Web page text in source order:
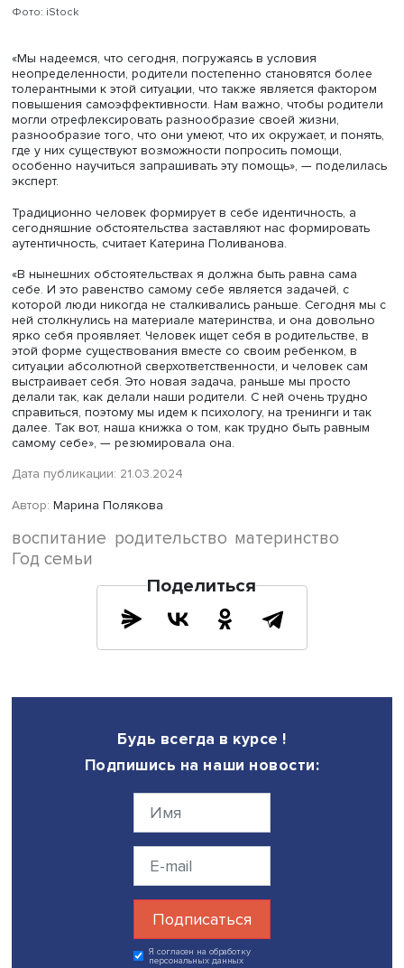
отмечают потребность родителей в коммуникативных
действий детей и предоставлению ответной
реакции для уменьшения проявлений проблемного
поведения сейчас и в будущем.
Однако при всем просвещении и ответственности
тревожность и потребность в поддержке со стороны
значимого окружения.
«Мы надеемся, что сегодня, погружаясь в условия
неопределенности, родители постепенно становятся
толерантными к этой ситуации, что также является
повышения самоэффективности. Нам важно, чтобы
могли отрефлексировать разнообразие своей жизни,
сегодняшние обстоятельства заставляют нас
аутентичность, считает Катерина Поливанова.
«В нынешних обстоятельствах я должна быть равна
себе. И это равенство самому себе является задачей, с
которой люди никогда не сталкивались раньше.
ней столкнулись на материале материнства, и она
ярко себя проявляет. Человек ищет себя в
этой форме существования вместе со своим ребенком,
ситуации абсолютной сверхответственности, и человек
выстраивает себя. Это новая задача, раньше мы просто
делали так, как делали наши родители. С ней очень
справиться, поэтому мы идем к психологу, на тренинги и